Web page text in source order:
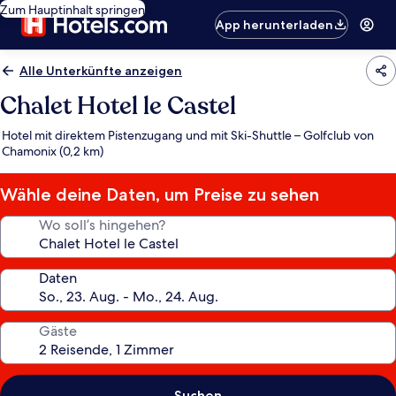
Zum Hauptinhalt springen
App herunterladen
Alle Unterkünfte anzeigen
Chalet Hotel le Castel
Hotel mit direktem Pistenzugang und mit Ski-Shuttle – Golfclub von
Chamonix (0,2 km)
Wähle deine Daten, um Preise zu sehen
Wo soll’s hingehen?
Daten
Gäste